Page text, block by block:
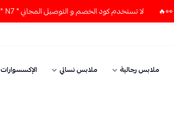
لا تستخدم كود الخصم و التوصيل المجاني " N7 " إلا إذا طلبت قطعتين أو أكثر 👀🔥
ملابس رجالية ملابس نسائي
الإكسسوارات